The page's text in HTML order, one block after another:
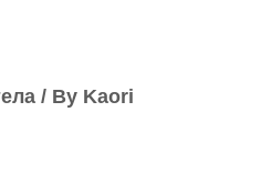
/ By Kaori